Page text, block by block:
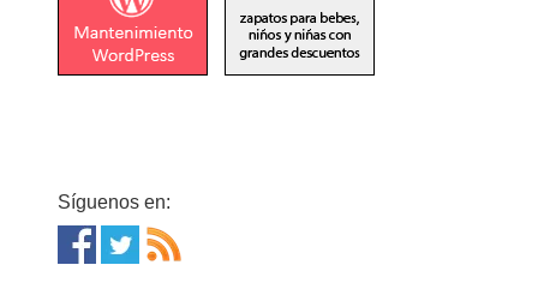
Síguenos en: